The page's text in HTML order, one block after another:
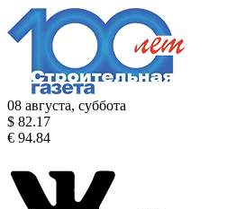
08 августа, суббота
$ 82.17
€ 94.84